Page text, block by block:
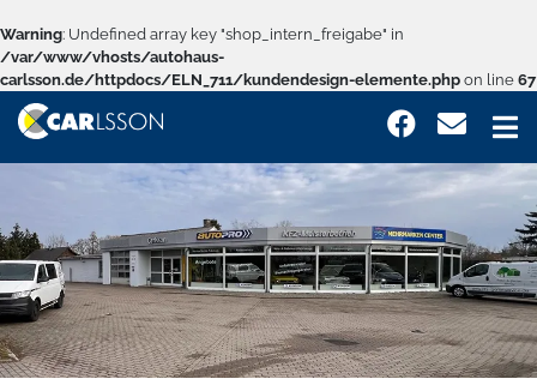
Warning: Undefined array key "shop_intern_freigabe" in
/var/www/vhosts/autohaus-
carlsson.de/httpdocs/ELN_711/kundendesign-elemente.php on line 67